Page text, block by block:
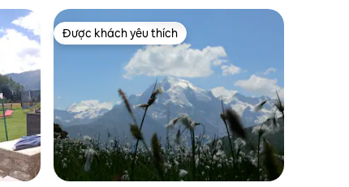
Được khách yêu thích
Được khách yêu thích